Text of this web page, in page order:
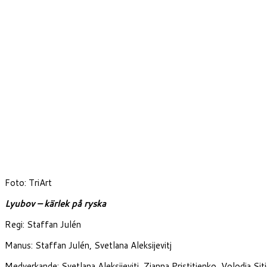
Foto: TriArt
Lyubov – kärlek på ryska
Regi: Staffan Julén
Manus: Staffan Julén, Svetlana Aleksijevitj